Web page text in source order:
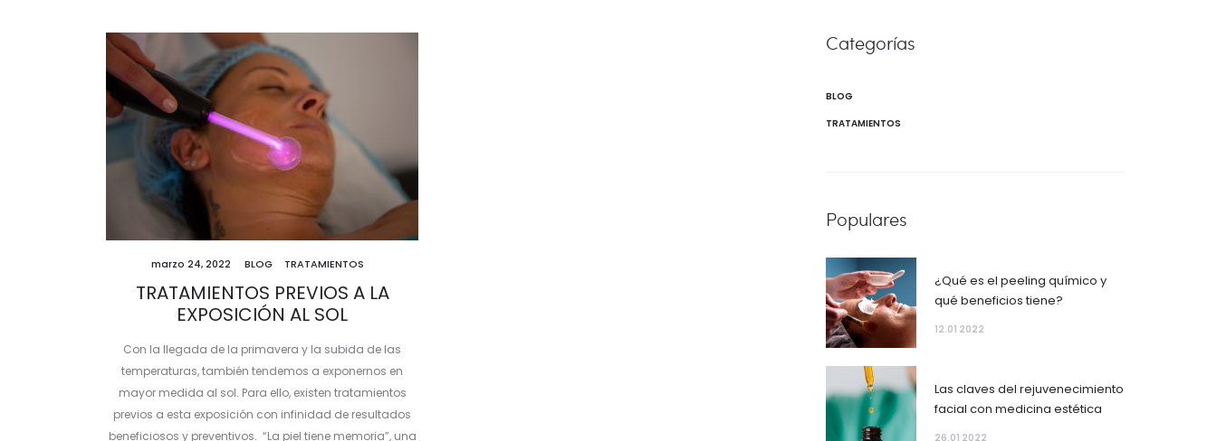
marzo 24, 2022 BLOG TRATAMIENTOS
TRATAMIENTOS PREVIOS A LA
EXPOSICIÓN AL SOL
Con la llegada de la primavera y la subida de las
temperaturas, también tendemos a exponernos en
mayor medida al sol. Para ello, existen tratamientos
previos a esta exposición con infinidad de resultados
beneficiosos y preventivos. “La piel tiene memoria”, una
Categorías
BLOG
TRATAMIENTOS
Populares
¿Qué es el peeling químico y
qué beneficios tiene?
12.01 2022
Las claves del rejuvenecimiento
facial con medicina estética
26.01 2022